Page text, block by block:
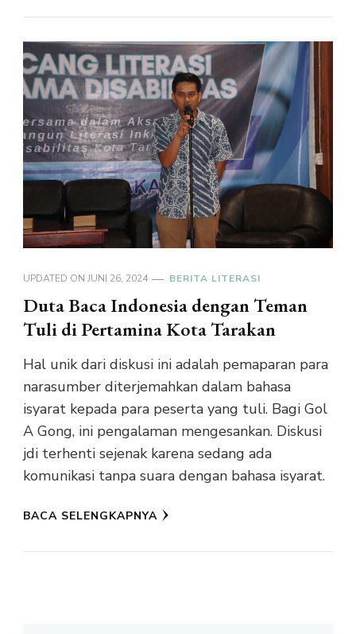
UPDATED ON JUNI 26, 2024 BERITA LITERASI
Duta Baca Indonesia dengan Teman
Tuli di Pertamina Kota Tarakan
Hal unik dari diskusi ini adalah pemaparan para
narasumber diterjemahkan dalam bahasa
isyarat kepada para peserta yang tuli. Bagi Gol
A Gong, ini pengalaman mengesankan. Diskusi
jdi terhenti sejenak karena sedang ada
komunikasi tanpa suara dengan bahasa isyarat.
BACA SELENGKAPNYA